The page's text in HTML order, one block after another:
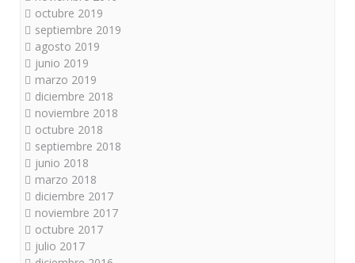
octubre 2019
septiembre 2019
agosto 2019
junio 2019
marzo 2019
diciembre 2018
noviembre 2018
octubre 2018
septiembre 2018
junio 2018
marzo 2018
diciembre 2017
noviembre 2017
octubre 2017
julio 2017